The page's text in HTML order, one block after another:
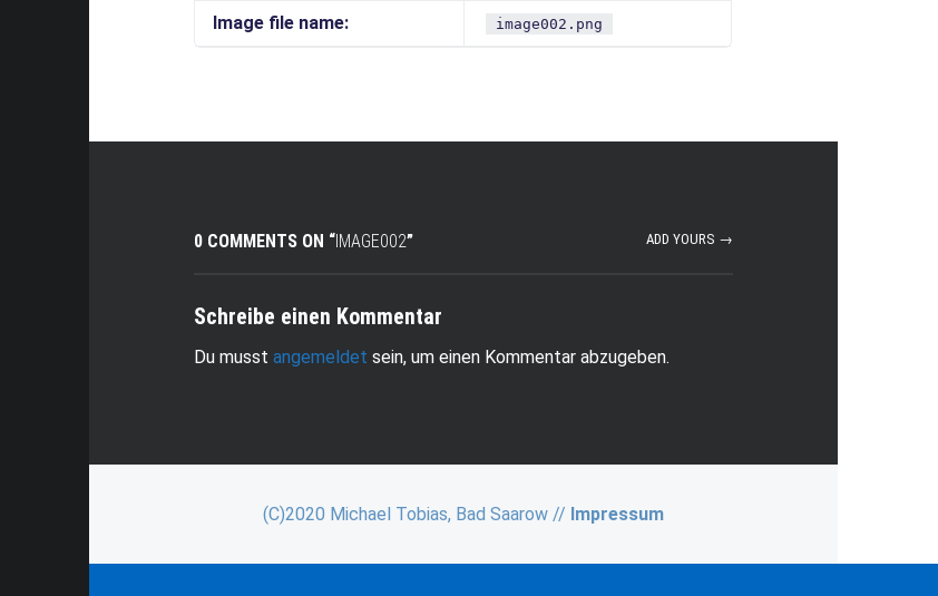
Image file name: image002.png
0 COMMENTS ON “IMAGE002” ADD YOURS →
Schreibe einen Kommentar
Du musstangemeldet sein, um einen Kommentar abzugeben.
(C)2020 Michael Tobias, Bad Saarow // Impressum